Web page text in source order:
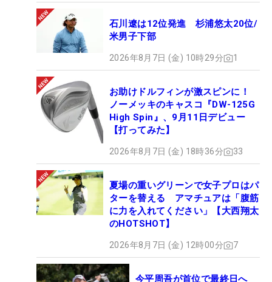
石川遼は12位発進 杉浦悠太20位/
米男子下部
2026年8月7日 (金) 10時29分 1
お助けドルフィンが激スピンに！
ノーメッキのキャスコ『DW-125G
High Spin』、9月11日デビュー
【打ってみた】
2026年8月7日 (金) 18時36分 33
夏場の重いグリーンで女子プロはパ
ターを替える アマチュアは「腹筋
に力を入れてください」【大西翔太
のHOTSHOT】
2026年8月7日 (金) 12時00分 7
今平周吾が首位で最終日へ